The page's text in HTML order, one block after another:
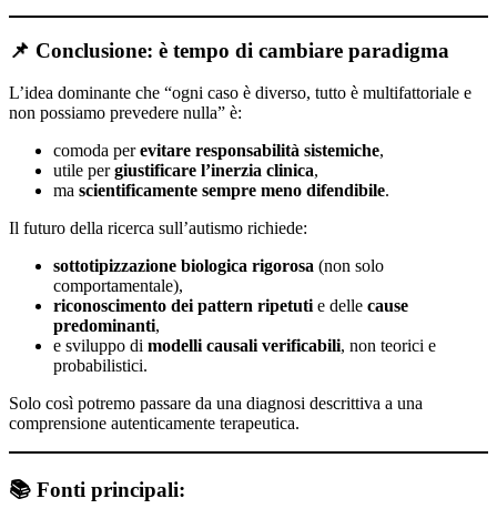
📌 Conclusione: è tempo di cambiare paradigma
L’idea dominante che “ogni caso è diverso, tutto è multifattoriale e
non possiamo prevedere nulla” è:
comoda perevitare responsabilità sistemiche,
utile pergiustificare l’inerzia clinica,
ma scientificamente sempre meno difendibile.
Il futuro della ricerca sull’autismo richiede:
sottotipizzazione biologica rigorosa (non solo
comportamentale),
riconoscimento dei pattern ripetutie delle cause
predominanti,
e sviluppo di modelli causali verificabili, non teorici e
probabilistici.
Solo così potremo passare da una diagnosi descrittiva a una
comprensione autenticamente terapeutica.
📚 Fonti principali: